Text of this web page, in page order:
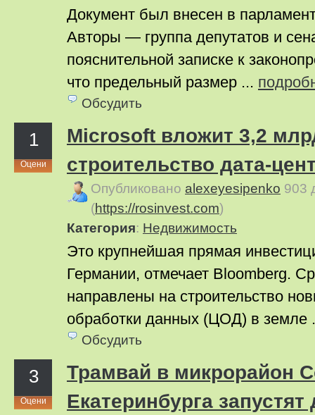
Документ был внесен в
Авторы — группа депутатов и
пояснительной записке к
что предельный размер ...
Обсудить
1
Оцени
Microsoft вложит 3,2
строительство дата-
Опубликовано alexeyesipenko 903
(https://rosinvest.com)
Категория: Недвижимость
Это крупнейшая прямая
Германии, отмечает Bloomberg.
направлены на строительство
обработки данных (ЦОД) в земле
Обсудить
3
Оцени
Трамвай в микрорайон
Екатеринбурга запустят